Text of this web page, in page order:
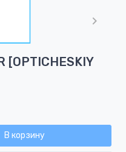
[OPTICHESKIY
В корзину